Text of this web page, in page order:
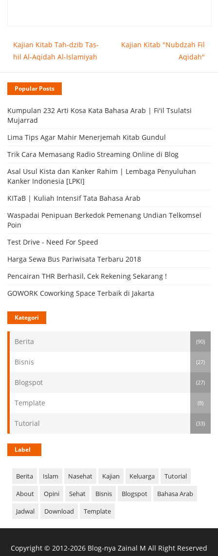
Kajian Kitab Tah-dzib Tas-
hil Al-Aqidah Al-Islamiyah
Kajian Kitab "Nubdzah Fil
Aqidah"
Popular Posts
Kumpulan 232 Arti Kosa Kata Bahasa Arab | Fi'il Tsulatsi
Mujarrad
Lima Tips Agar Mahir Menerjemah Kitab Gundul
Trik Cara Memasang Radio Streaming Online di Blog
Asal Usul Kista dan Kanker Rahim | Lembaga Penyuluhan
Kanker Indonesia [LPKI]
KITaB | Kuliah Intensif Tata Bahasa Arab
Waspadai Penipuan Berkedok Pemenang Undian Telkomsel
Poin
Test Drive - Need For Speed
Harga Sewa Bus Pariwisata Terbaru 2018
Pencairan THR Berhasil, Cek Rekening Sekarang !
GOWORK Coworking Space Terbaik di Jakarta
Kategori
Berita (90)
Bisnis (27)
Blogspot (27)
Template (8)
Tutorial (33)
Label
Berita Islam Nasehat Kajian Keluarga
Tutorial
About
Opini Sehat Bisnis Blogspot
Bahasa Arab
Jadwal
Download Template
Copyright © 2012-2026 Blog-nya Zainal M All Right Reserved